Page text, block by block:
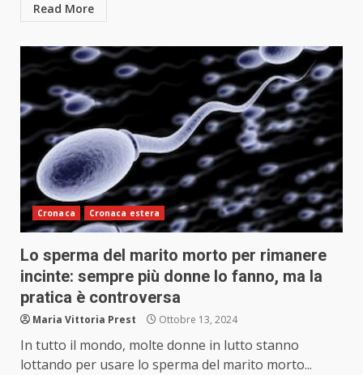
Read More
Cronaca Cronaca estera
Lo sperma del marito morto per rimanere
incinte: sempre più donne lo fanno, ma la
pratica è controversa
Maria Vittoria Prest Ottobre 13, 2024
In tutto il mondo, molte donne in lutto stanno
lottando per usare lo sperma del marito morto...